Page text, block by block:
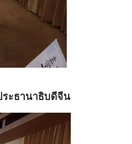
ระธานาธิบดีจีน